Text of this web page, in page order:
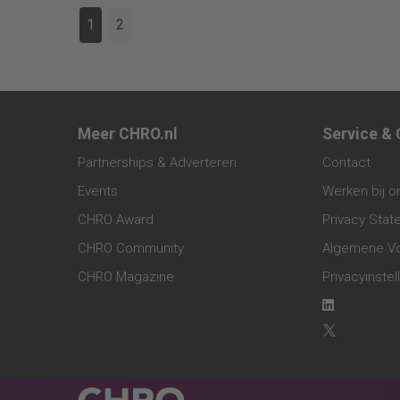
1
2
Meer CHRO.nl
Partnerships & Adverteren
Events
CHRO Award
CHRO Community
CHRO Magazine
Service &
Contact
Werken bij
Privacy
Algemene